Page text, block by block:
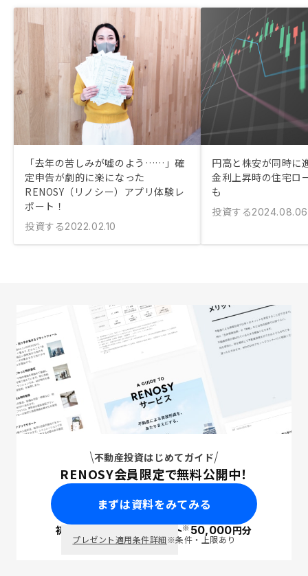
「去年の苦しみが嘘のよう……」確
定申告が劇的に楽になった
RENOSY（リノシー）アプリ体験レ
ポート！
投資する2022.02.10
円高と株安が同時に
金利上昇時の住宅ロ
も
投資する2024.08.06
不動産投資はじめてガイド
RENOSY会員限定で無料公開中！
まずは資料をみてみる
初回面談で ポイント※50,000円分
プレゼント適用条件詳細※条件・上限あり